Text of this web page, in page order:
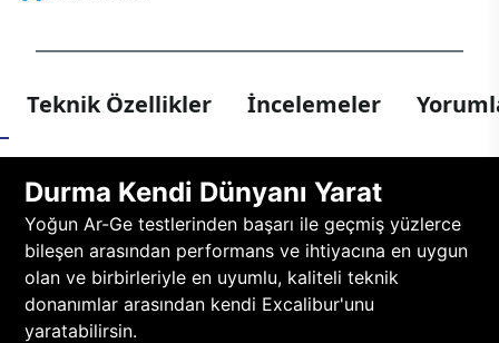
Teknik Özellikler İncelemeler
Durma Kendi Dünyanı Yarat
Yoğun Ar-Ge testlerinden başarı ile geçmiş yüzlerce
bileşen arasından performans ve ihtiyacına en uygun
olan ve birbirleriyle en uyumlu, kaliteli teknik
donanımlar arasından kendi Excalibur'unu
yaratabilirsin.